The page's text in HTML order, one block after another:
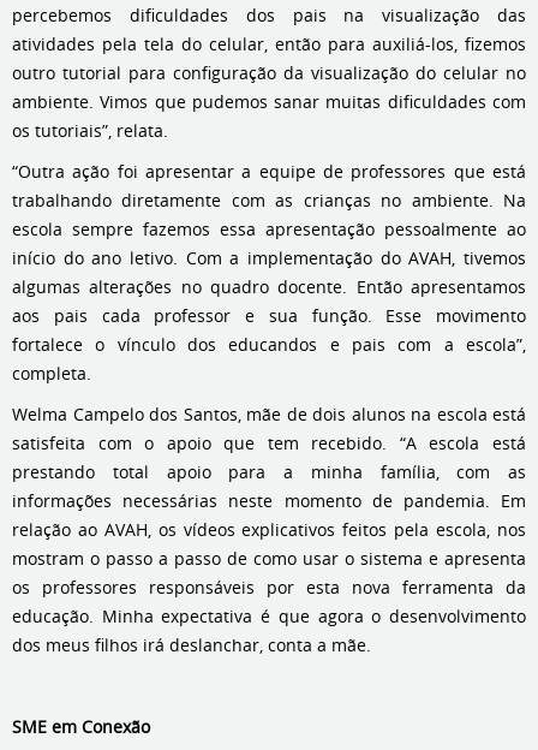
percebemos dificuldades dos pais na visualização das
atividades pela tela do celular, então para auxiliá-los, fizemos
outro tutorial para configuração da visualização do celular no
ambiente. Vimos que pudemos sanar muitas dificuldades com
os tutoriais”, relata.
“Outra ação foi apresentar a equipe de professores que está
trabalhando diretamente com as crianças no ambiente. Na
escola sempre fazemos essa apresentação pessoalmente ao
início do ano letivo. Com a implementação do AVAH, tivemos
algumas alterações no quadro docente. Então apresentamos
aos pais cada professor e sua função. Esse movimento
fortalece o vínculo dos educandos e pais com a escola”,
completa.
Welma Campelo dos Santos, mãe de dois alunos na escola está
satisfeita com o apoio que tem recebido. “A escola está
prestando total apoio para a minha família, com as
informações necessárias neste momento de pandemia. Em
relação ao AVAH, os vídeos explicativos feitos pela escola, nos
mostram o passo a passo de como usar o sistema e apresenta
os professores responsáveis por esta nova ferramenta da
educação. Minha expectativa é que agora o desenvolvimento
dos meus filhos irá deslanchar, conta a mãe.
SME em Conexão